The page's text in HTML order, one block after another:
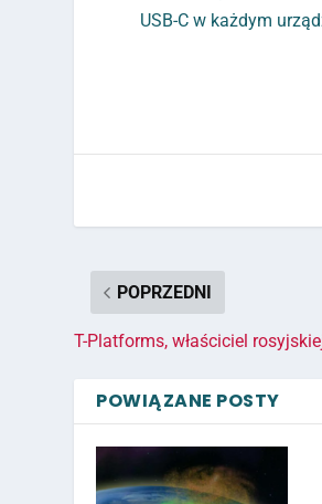
USB-C w każdym
POPRZEDNI
T-Platforms, właściciel
POWIĄZANE POSTY